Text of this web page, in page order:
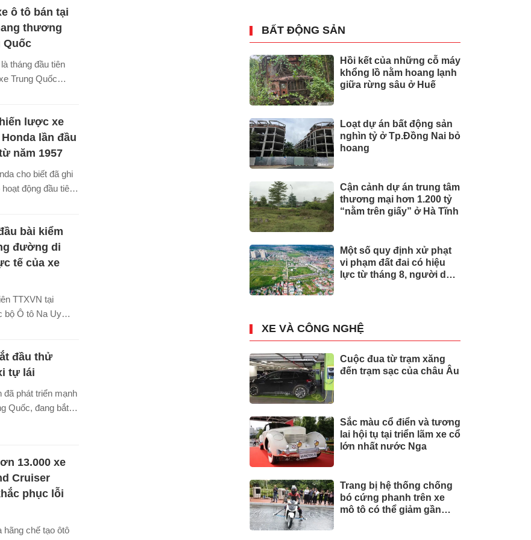
tục tăng mạnh,
dầu duy trì ở
trình chuyển đổi
ô tô bán tại
thương
Quốc
tháng đầu tiên
Trung Quốc
lược xe
lần đầu
năm 1957
cho biết đã ghi
động đầu tiên
hãng tại thị
bài kiểm
đường di
tế của xe
TTXVN tại
bộ Ô tô Na Uy
2026, trong đó
của Đức đứng
Xpeng X9 của
đầu về mức
đầu thử
tự lái
đã phát triển mạnh
Quốc, đang bắt
13.000 xe
Cruiser
phục lỗi
hãng chế tạo ôtô
BẤT ĐỘNG SẢN
Hồi kết của những cỗ máy
khổng lồ nằm hoang lạnh
giữa rừng sâu ở Huế
Loạt dự án bất động sản
nghìn tỷ ở Tp.Đồng Nai bỏ
hoang
Cận cảnh dự án trung tâm
thương mại hơn 1.200 tỷ
“nằm trên giấy” ở Hà Tĩnh
Một số quy định xử phạt
vi phạm đất đai có hiệu
lực từ tháng 8, người dân
XE VÀ CÔNG NGHỆ
Cuộc đua từ trạm xăng
đến trạm sạc của châu Âu
Sắc màu cổ điển và tương
lai hội tụ tại triển lãm xe cổ
lớn nhất nước Nga
Trang bị hệ thống chống
bó cứng phanh trên xe
mô tô có thể giảm gần